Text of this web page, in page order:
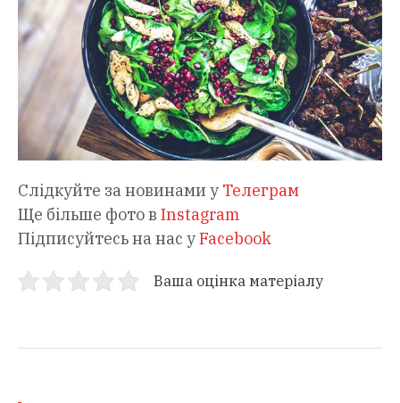
Слідкуйте за новинами у Телеграм
Ще більше фото в Instagram
Підписуйтесь на нас уFacebook
Ваша оцінка матеріалу